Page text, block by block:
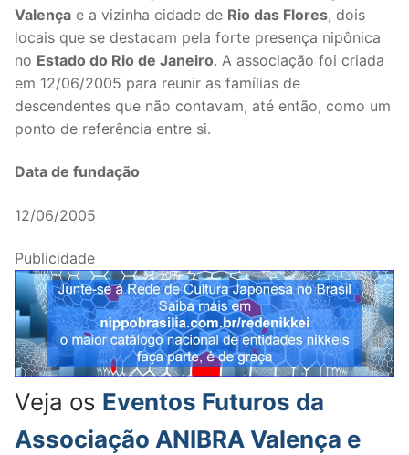
Valença e a vizinha cidade de Rio das Flores, dois
locais que se destacam pela forte presença nipônica
no Estado do Rio de Janeiro. A associação foi criada
em 12/06/2005 para reunir as famílias de
descendentes que não contavam, até então, como um
ponto de referência entre si.
Data de fundação
12/06/2005
Publicidade
Veja os Eventos Futuros da
Associação ANIBRA Valença e